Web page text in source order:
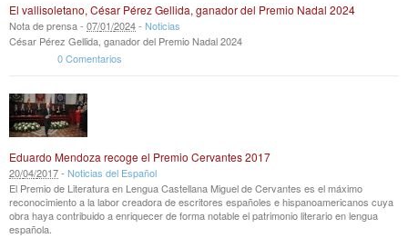
El vallisoletano, César Pérez Gellida, ganador del Premio Nadal 2024
Nota de prensa - 07/01/2024- Noticias
César Pérez Gellida, ganador del Premio Nadal 2024
0 Comentarios
Eduardo Mendoza recoge el Premio Cervantes 2017
20/04/2017- Noticias del Español
El Premio de Literatura en Lengua Castellana Miguel de Cervantes es el máximo
reconocimiento a la labor creadora de escritores españoles e hispanoamericanos cuya
obra haya contribuido a enriquecer de forma notable el patrimonio literario en lengua
española.